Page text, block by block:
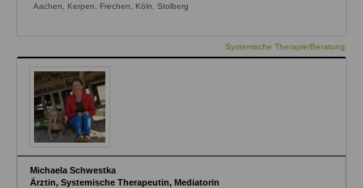
Aachen, Kerpen, Frechen, Köln, Stolberg
Systemische Therapie/Beratung
Michaela Schwestka
Ärztin, Systemische Therapeutin, Mediatorin